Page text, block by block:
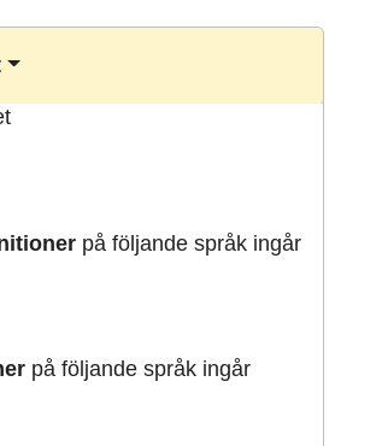
på följande språk ingår
på följande språk ingår